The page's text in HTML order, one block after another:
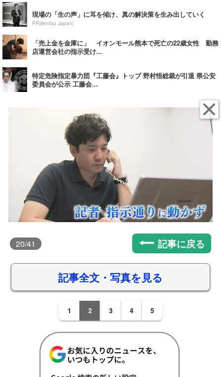
現場の「生の声」に耳を傾け、真の解決策を生み出していく
PR(dentsu Japan)
「売上金を金庫に」 イオンモール熊本で死亡の22歳女性 勤務
店運営会社の指示受け...
特定危険指定暴力団『工藤会』トップ 野村悟総裁が引退 県公安
委員会が公示 工藤会...
20/41 記事に戻る
記事全文・写真を見る
1 2 3 4 5